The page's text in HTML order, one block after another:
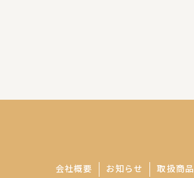
会社概要 お知らせ 取扱商品